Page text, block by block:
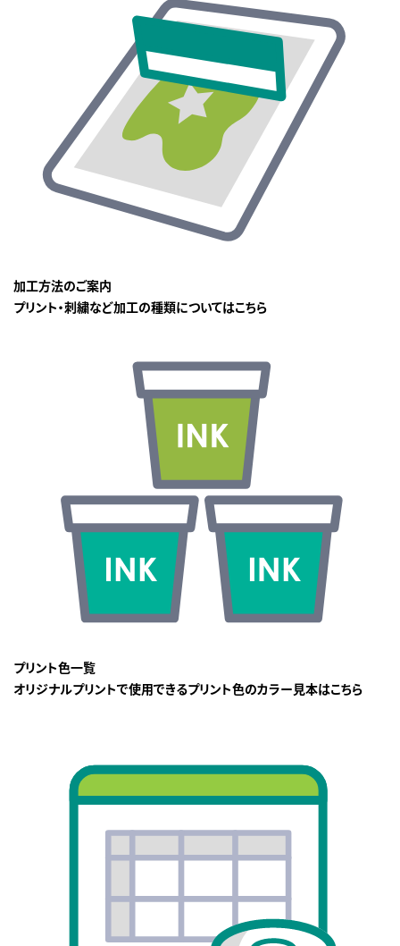
加工方法のご案内
プリント・刺繍など加工の種類についてはこちら
プリント色一覧
オリジナルプリントで使用できるプリント色のカラー見本はこちら